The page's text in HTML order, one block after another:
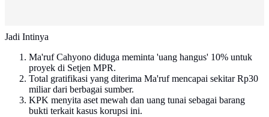
Jadi Intinya
Ma'ruf Cahyono diduga meminta 'uang hangus' 10% untuk
proyek di Setjen MPR.
Total gratifikasi yang diterima Ma'ruf mencapai sekitar Rp30
miliar dari berbagai sumber.
KPK menyita aset mewah dan uang tunai sebagai barang
bukti terkait kasus korupsi ini.